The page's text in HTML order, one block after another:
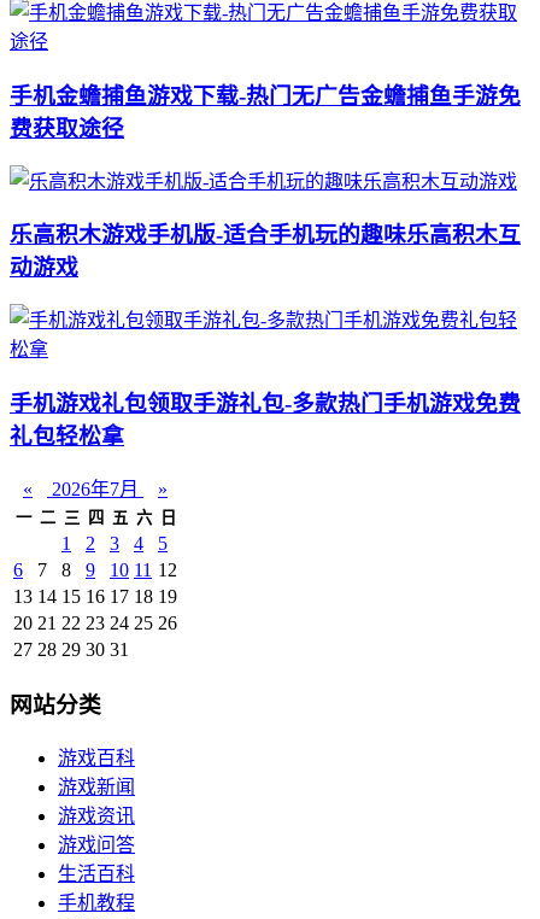
手机金蟾捕鱼游戏下载-热门无广告金蟾捕鱼手游免
费获取途径
乐高积木游戏手机版-适合手机玩的趣味乐高积木互
动游戏
手机游戏礼包领取手游礼包-多款热门手机游戏免费
礼包轻松拿
« 2026年7月 »
一 二 三 四 五 六 日
1 2 3 4
5
6
7 8 9 10 11 12
13 14 15 16 17 18 19
20 21 22 23 24 25 26
27 28 29 30 31
网站分类
游戏百科
游戏新闻
游戏资讯
游戏问答
生活百科
手机教程